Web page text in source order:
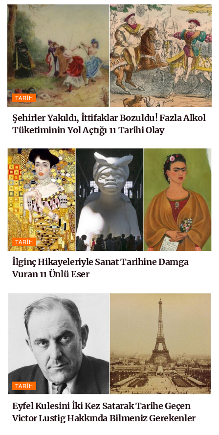
TARIH
Şehirler Yakıldı, İttifaklar Bozuldu! Fazla Alkol
Tüketiminin Yol Açtığı 11 Tarihi Olay
TARIH
İlginç Hikayeleriyle Sanat Tarihine Damga
Vuran 11 Ünlü Eser
TARIH
Eyfel Kulesini İki Kez Satarak Tarihe Geçen
Victor Lustig Hakkında Bilmeniz Gerekenler